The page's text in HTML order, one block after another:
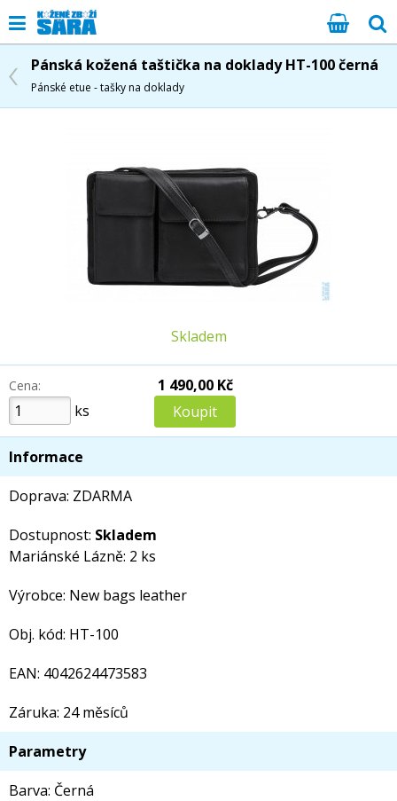
Pánská kožená taštička na doklady HT-100 černá
Pánské etue - tašky na doklady
Skladem
Cena:
ks
1 490,00 Kč
Informace
Doprava: ZDARMA
Dostupnost: Skladem
Mariánské Lázně: 2 ks
Výrobce: New bags leather
Obj. kód: HT-100
EAN: 4042624473583
Záruka: 24 měsíců
Parametry
Barva: Černá